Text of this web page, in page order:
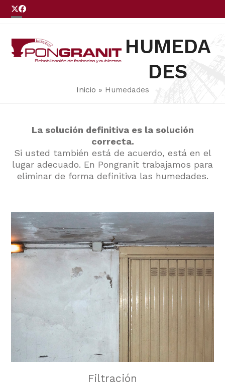
Skip
to
Twitter
Facebook
mobile
menu
mobile
menu
HUMEDA
DES
Inicio » Humedades
La solución definitiva es la solución
correcta.
Si usted también está de acuerdo, está en el
lugar adecuado. En Pongranit trabajamos para
eliminar de forma definitiva las humedades.
Filtración